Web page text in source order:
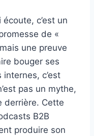
c’est un
de «
une preuve
bouger ses
c’est
pas un mythe,
derrière. Cette
B2B
produire son